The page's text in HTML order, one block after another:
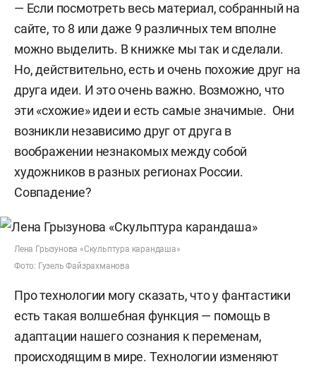
— Если посмотреть весь материал, собранный на
сайте, то 8 или даже 9 различных тем вполне
можно выделить. В книжке мы так и сделали.
Но, действительно, есть и очень похожие друг на
друга идеи. И это очень важно. Возможно, что
эти «схожие» идеи и есть самые значимые. Они
возникли независимо друг от друга в
воображении незнакомых между собой
художников в разных регионах России.
Совпадение?
Лена Грызунова «Скульптура карандаша»
Фото: Гузель Файзрахманова
Про технологии могу сказать, что у фантастики
есть такая волшебная функция — помощь в
адаптации нашего сознания к переменам,
происходящим в мире. Технологии изменяют